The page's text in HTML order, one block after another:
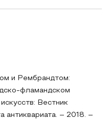
и Рембрандтом:
фламандском
Вестник
антиквариата. – 2018. –